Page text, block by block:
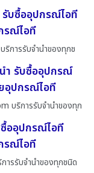
รับซื้ออุปกรณ์ไอที
รณ์ไอที
ริการรับจำนำของทุกช
ำ รับซื้ออุปกรณ์
อุปกรณ์ไอที
บริการรับจำนำของทุก
ออุปกรณ์ไอที
รณ์ไอที
ารรับจำนำของทุกชนิด